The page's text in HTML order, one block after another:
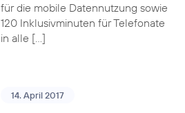
für die mobile Datennutzung sowie
120 Inklusivminuten für Telefonate
in alle […]
14. April 2017